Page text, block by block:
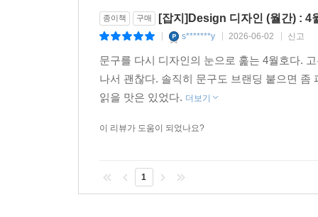
종이책 구매 [잡지]Design 디자인 (월간) : 4
s*******y 2026-06-02 신고
문구를 다시 디자인의 눈으로 훑는 4월호다.
나서 괜찮다. 솔직히 문구도 브랜딩 붙으면
읽을 맛은 있었다. 더보기
이 리뷰가 도움이 되었나요?
1